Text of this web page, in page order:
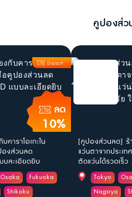
คูปองส่ว
ลด
10%
Discount
คาราโอเกะใน
งส่วนลด
บละเอียดยิบ
Osaka
Fukuoka
Shikoku
[คูปองส่วนลด] ร้
แว่นตาจากประเ
ตัดแว่นได้รวดเร็ว
Tokyo
Nagoya